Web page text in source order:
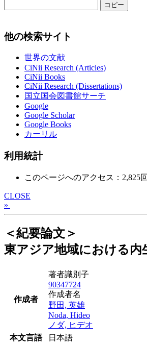
コピー
他の検索サイト
世界の文献
CiNii Research (Articles)
CiNii Books
CiNii Research (Dissertations)
国立国会図書館サーチ
Google
Google Scholar
Google Books
カーリル
利用統計
このページへのアクセス：2,825回
CLOSE
»
＜紀要論文＞
東アジア地域における内
作成者
著者識別子
90347724
作成者名
野田, 英雄
Noda, Hideo
ノダ, ヒデオ
本文言語
日本語